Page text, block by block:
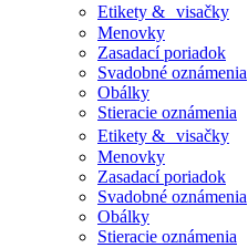
Etikety & visačky
Menovky
Zasadací poriadok
Svadobné oznámenia
Obálky
Stieracie oznámenia
Etikety & visačky
Menovky
Zasadací poriadok
Svadobné oznámenia
Obálky
Stieracie oznámenia